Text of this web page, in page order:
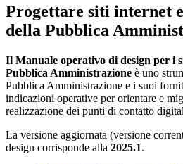
Progettare siti internet
della Pubblica
Il Manuale operativo di design per i
Pubblica Amministrazione è uno
Pubblica Amministrazione e i suoi
indicazioni operative per orientare e
realizzazione dei punti di contatto
La versione aggiornata (versione
design corrisponde alla 2025.1.